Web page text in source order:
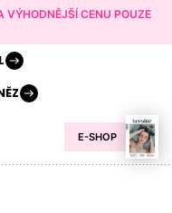
VÝHODNĚJŠÍ CENU POUZE
E-SHOP